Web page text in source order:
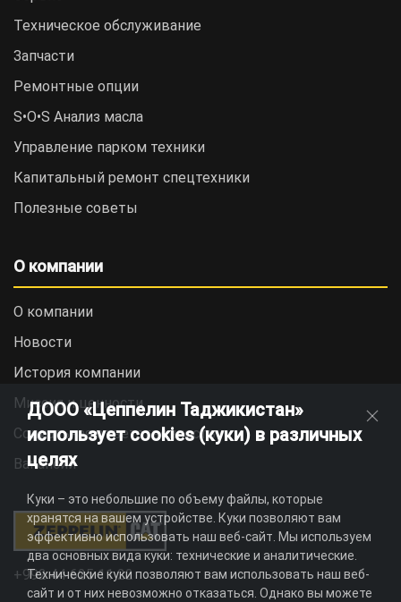
Техническое обслуживание
Запчасти
Ремонтные опции
S•O•S Анализ масла
Управление парком техники
Капитальный ремонт спецтехники
Полезные советы
О компании
О компании
Новости
История компании
Миссия и ценности
Социальная ответственность
Вакансии
+992 44 625 11 22
ДООО «Цеппелин Таджикистан»
использует cookies (куки) в различных
целях
Куки – это небольшие по объему файлы, которые
хранятся на вашем устройстве. Куки позволяют вам
эффективно использовать наш веб-сайт. Мы используем
два основных вида куки: технические и аналитические.
Технические куки позволяют вам использовать наш веб-
сайт и от них невозможно отказаться. Однако вы можете